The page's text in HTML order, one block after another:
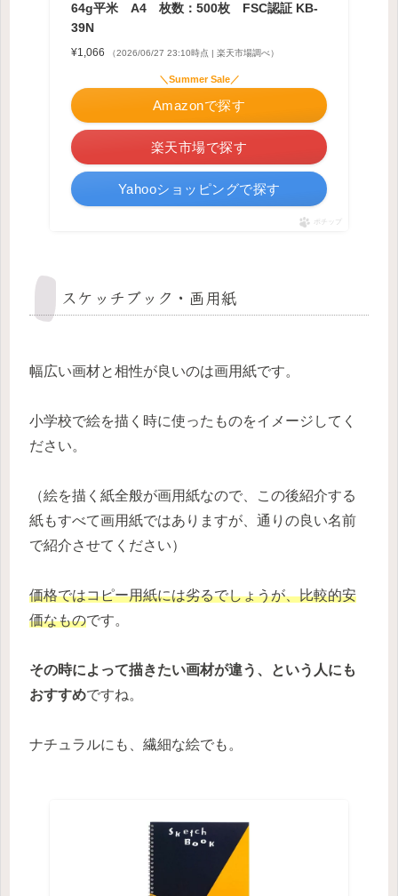
64g平米 A4 枚数：500枚 FSC認証 KB-
39N
¥1,066 （2026/06/27 23:10時点 | 楽天市場調べ）
＼Summer Sale／
Amazonで探す
楽天市場で探す
Yahooショッピングで探す
ポチップ
スケッチブック・画用紙
幅広い画材と相性が良いのは画用紙です。
小学校で絵を描く時に使ったものをイメージしてく
ださい。
（絵を描く紙全般が画用紙なので、この後紹介する
紙もすべて画用紙ではありますが、通りの良い名前
で紹介させてください）
価格ではコピー用紙には劣るでしょうが、比較的安
価なものです。
その時によって描きたい画材が違う、という人にも
おすすめですね。
ナチュラルにも、繊細な絵でも。